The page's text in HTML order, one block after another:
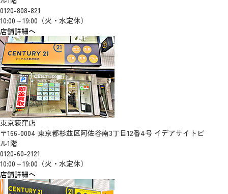
0120-808-821
10:00～19:00（火・水定休）
店舗詳細へ
東京荻窪店
〒166-0004 東京都杉並区阿佐谷南3丁目12番4号 イデアサイトビ
ル1階
0120-60-2121
10:00～19:00（火・水定休）
店舗詳細へ